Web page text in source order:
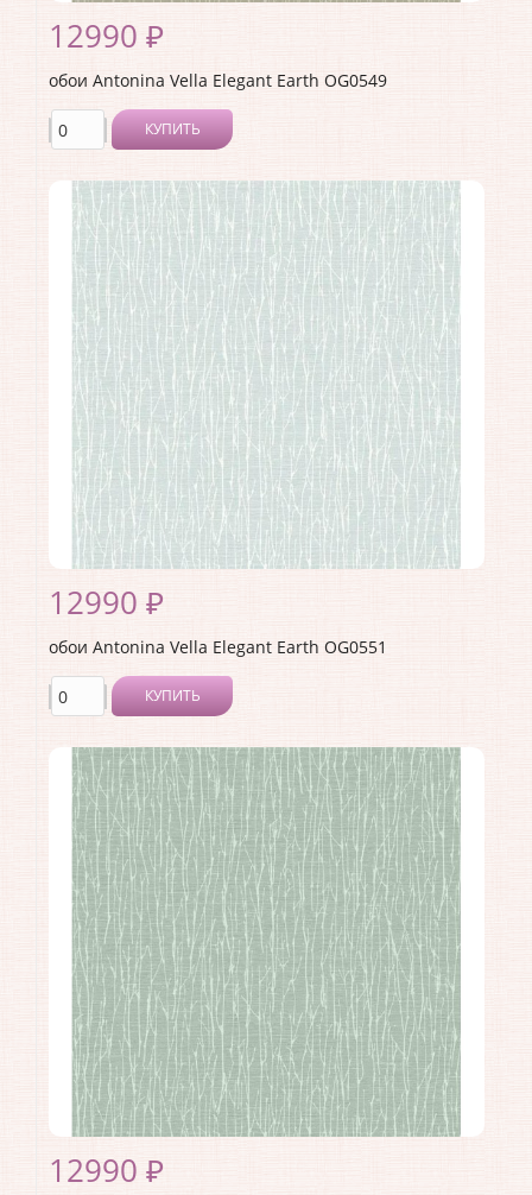
12990 ₽
обои Antonina Vella Elegant Earth OG0549
КУПИТЬ
Производитель:Antonina Vella
Коллекция:Elegant Earth
Длина рулона: 8.23
Ширина рулона: 0.68
Материал покрытия:
Без покрытия
Страна:
США
Материал основы:
Флизелин
Раппорт: <>
12990 ₽
обои Antonina Vella Elegant Earth OG0551
КУПИТЬ
Коллекция:Elegant Earth
Длина рулона:8.23
Ширина рулона: 0.68
Материал покрытия: Без покрытия
Страна: США
Материал основы: Флизелин
Раппорт: <>
12990 ₽